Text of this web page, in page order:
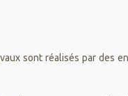
sont réalisés par des